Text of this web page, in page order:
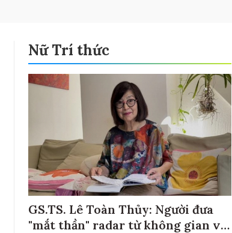
Nữ Trí thức
GS.TS. Lê Toàn Thủy: Người đưa
"mắt thần" radar từ không gian về